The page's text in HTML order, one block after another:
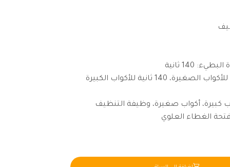
140 ثانية
كبيرة، أكواب صغيرة، وظيفة التنظيف
الغطاء العلوي